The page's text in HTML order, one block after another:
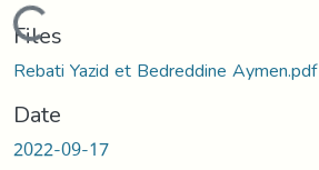
Loading...
Files
Rebati Yazid et Bedreddine Aymen.pdf
Date
2022-09-17